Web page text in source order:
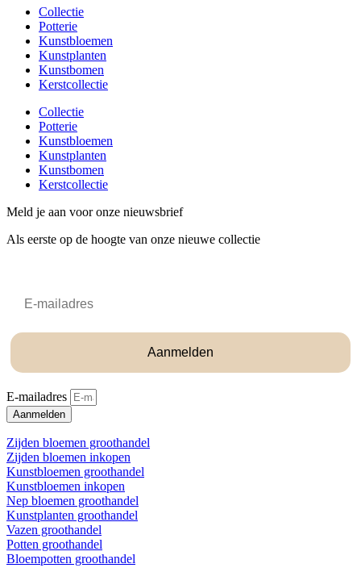
Collectie
Potterie
Kunstbloemen
Kunstplanten
Kunstbomen
Kerstcollectie
Collectie
Potterie
Kunstbloemen
Kunstplanten
Kunstbomen
Kerstcollectie
Meld je aan voor onze nieuwsbrief
Als eerste op de hoogte van onze nieuwe collectie
Aanmelden
E-mailadres
Aanmelden
Zijden bloemen groothandel
Zijden bloemen inkopen
Kunstbloemen groothandel
Kunstbloemen inkopen
Nep bloemen groothandel
Kunstplanten groothandel
Vazen groothandel
Potten groothandel
Bloempotten groothandel